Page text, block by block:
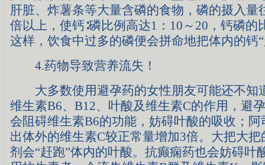
肝脏、炸薯条等大量含磷的食物，磷的摄入量
倍以上，使钙∶磷比例高达1：10～20，钙磷的
这样，饮食中过多的磷便会拼命地把体内的钙
4.药物导致营养流失！
大多数使用避孕药的女性朋友可能还不知
维生素B6、B12、叶酸及维生素C的作用，避
会阻碍维生素B6的功能，妨碍叶酸的吸收；
出体外的维生素C较正常量增加3倍。大把大把
剂会“赶跑”体内的叶酸。抗癫痫药也会妨碍叶